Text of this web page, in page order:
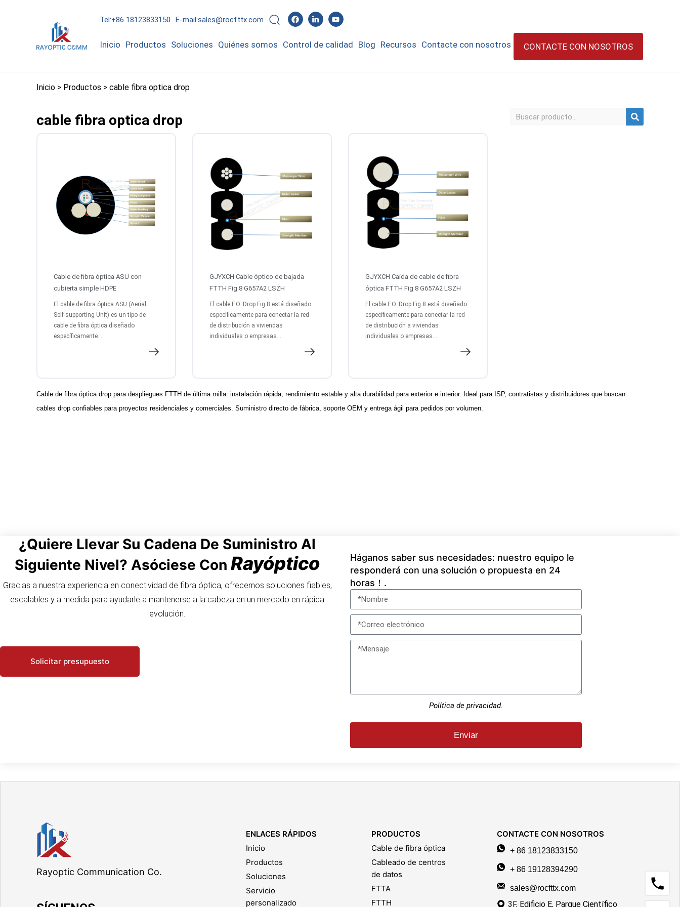
Tel:+86 18123833150 E-mail:sales@rocfttx.com
Inicio Productos Soluciones Quiénes somos Control de calidad Blog Recursos Contacte con nosotros CONTACTE CON NOSOTROS
Inicio > Productos > cable fibra optica drop
cable fibra optica drop
Cable de fibra óptica ASU con
cubierta simple HDPE
El cable de fibra óptica ASU (Aerial
Self-supporting Unit) es un tipo de
cable de fibra óptica diseñado
específicamente...
GJYXCH Cable óptico de bajada
FTTH Fig 8 G657A2 LSZH
El cable F.O. Drop Fig 8 está diseñado
específicamente para conectar la red
de distribución a viviendas
individuales o empresas...
GJYXCH Caída de cable de fibra
óptica FTTH Fig 8 G657A2 LSZH
El cable F.O. Drop Fig 8 está diseñado
específicamente para conectar la red
de distribución a viviendas
individuales o empresas...
Cable de fibra óptica drop para despliegues FTTH de última milla: instalación rápida, rendimiento estable y alta durabilidad para exterior e interior. Ideal para ISP, contratistas y distribuidores que buscan
cables drop confiables para proyectos residenciales y comerciales. Suministro directo de fábrica, soporte OEM y entrega ágil para pedidos por volumen.
¿Quiere Llevar Su Cadena De Suministro Al
Siguiente Nivel? Asóciese ConRayóptico
Gracias a nuestra experiencia en conectividad de fibra óptica, ofrecemos soluciones fiables,
escalables y a medida para ayudarle a mantenerse a la cabeza en un mercado en rápida
evolución.
Solicitar presupuesto
Háganos saber sus necesidades: nuestro equipo le
responderá con una solución o propuesta en 24
horas！.
Política de privacidad.
Enviar
Rayoptic Communication Co.
ENLACES RÁPIDOS
Inicio
Productos
Soluciones
Servicio
personalizado
PRODUCTOS
Cable de fibra óptica
Cableado de centros
de datos
FTTA
FTTH
CONTACTE CON NOSOTROS
+ 86 18123833150
+ 86 19128394290
sales@rocfttx.com
3F, Edificio E, Parque Científico